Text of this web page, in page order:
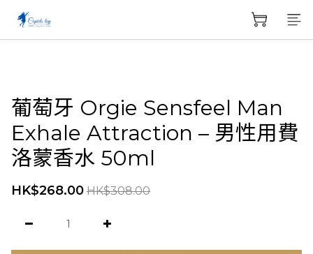
葡萄牙 Orgie Sensfeel Man
Exhale Attraction – 男性用費
洛蒙香水 50ml
HK$268.00 HK$308.00